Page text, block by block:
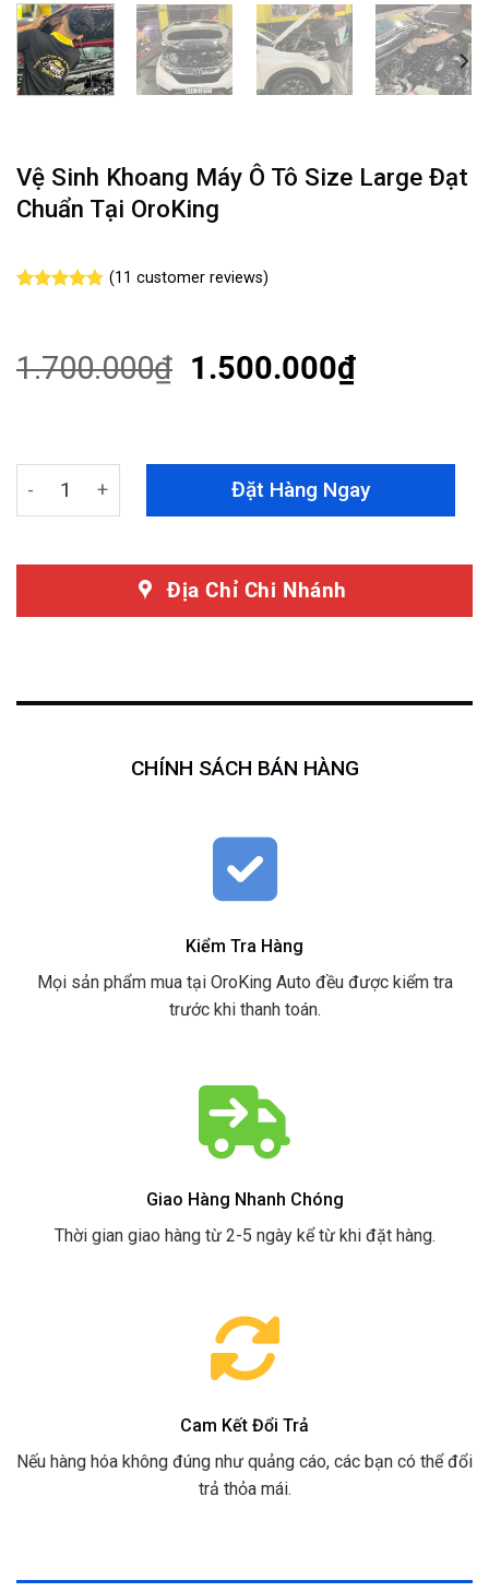
Vệ Sinh Khoang Máy Ô Tô Size Large Đạt
Chuẩn Tại OroKing
customer
ratings
(11 customer reviews)
1.700.000₫ 1.500.000₫
Vệ Sinh Khoang Máy Ô Tô Size Large Đạt Chuẩn Tại
Đặt Hàng Ngay
Địa Chỉ Chi Nhánh
CHÍNH SÁCH BÁN HÀNG
Kiểm Tra Hàng
Mọi sản phẩm mua tại OroKing Auto đều được kiểm tra
trước khi thanh toán.
Giao Hàng Nhanh Chóng
Thời gian giao hàng từ 2-5 ngày kể từ khi đặt hàng.
Cam Kết Đổi Trả
Nếu hàng hóa không đúng như quảng cáo, các bạn có thể đổi
trả thỏa mái.